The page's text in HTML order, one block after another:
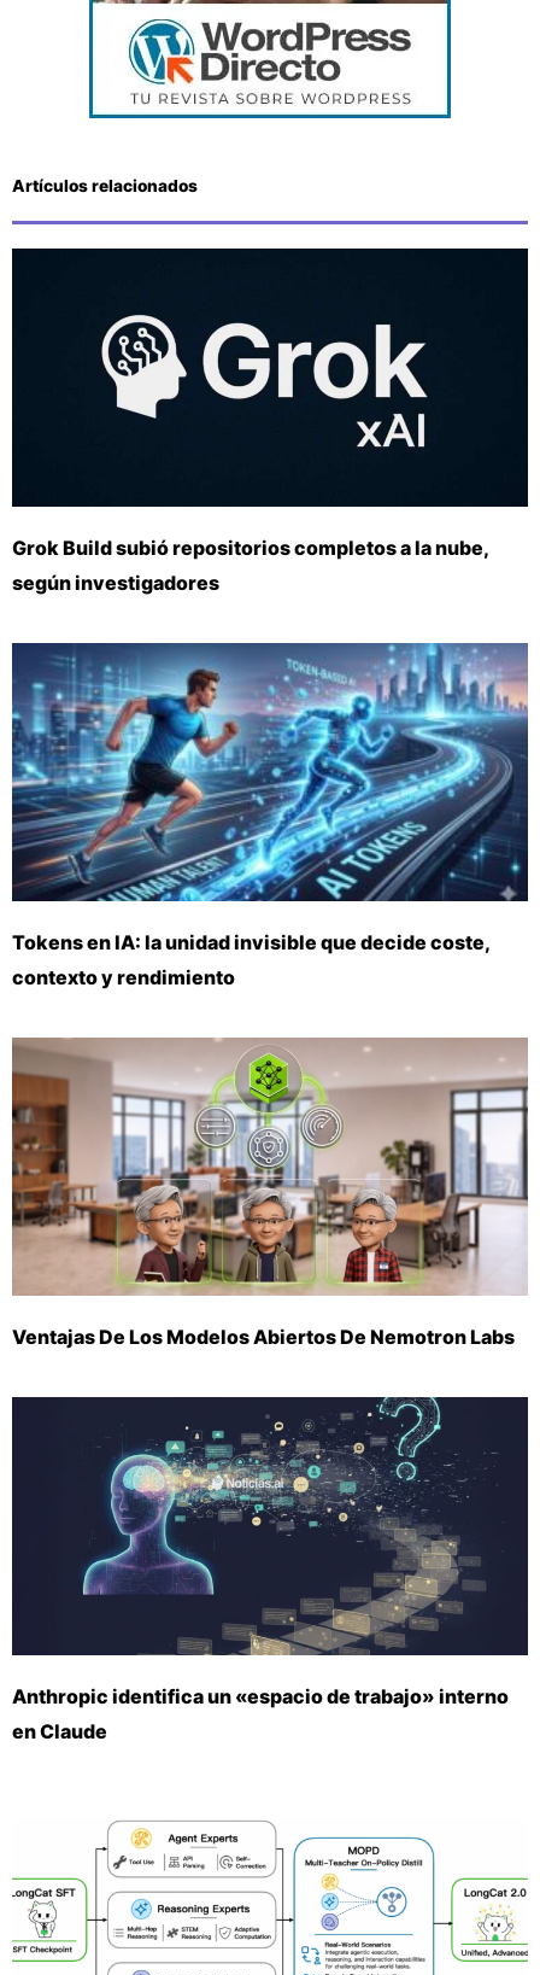
Artículos relacionados
Grok Build subió repositorios completos a la nube,
según investigadores
Tokens en IA: la unidad invisible que decide coste,
contexto y rendimiento
Ventajas De Los Modelos Abiertos De Nemotron Labs
Anthropic identifica un «espacio de trabajo» interno
en Claude